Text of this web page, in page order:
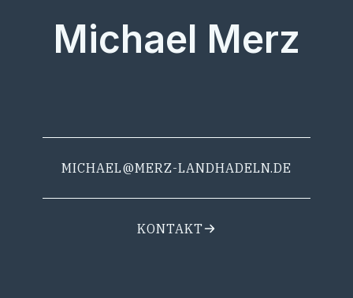
Michael Merz
MICHAEL@MERZ-LANDHADELN.DE
KONTAKT